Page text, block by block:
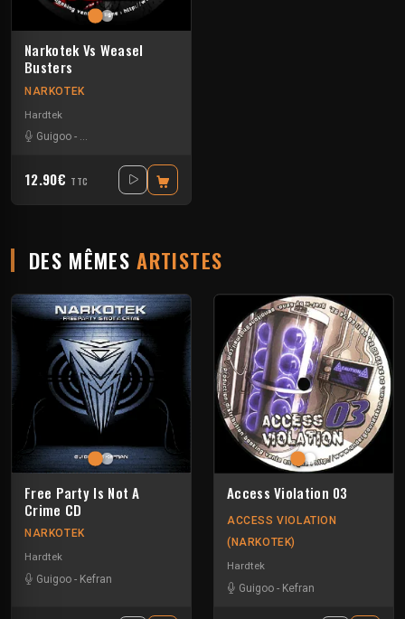
Narkotek Vs Weasel
Busters
NARKOTEK
Hardtek
Guigoo - Mat Weasel busters
12.90€ TTC
DES MÊMES ARTISTES
Free Party Is Not A
Crime CD
NARKOTEK
Hardtek
Guigoo - Kefran
Access Violation 03
ACCESS VIOLATION
(NARKOTEK)
Hardtek
Guigoo - Kefran